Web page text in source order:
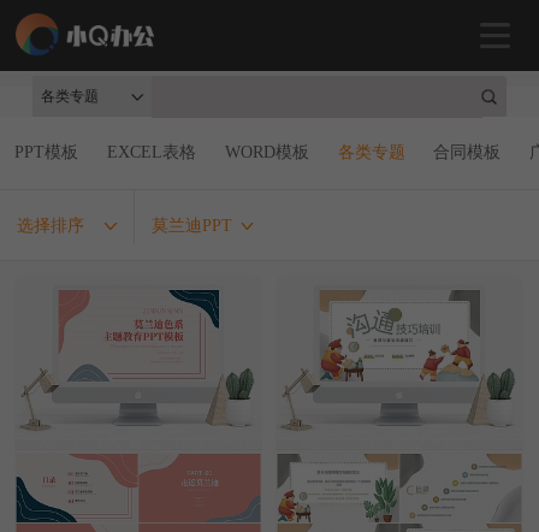
各类专题
PPT模板 EXCEL表格 WORD模板 各类专题 合同模板
选择排序 莫兰迪PPT